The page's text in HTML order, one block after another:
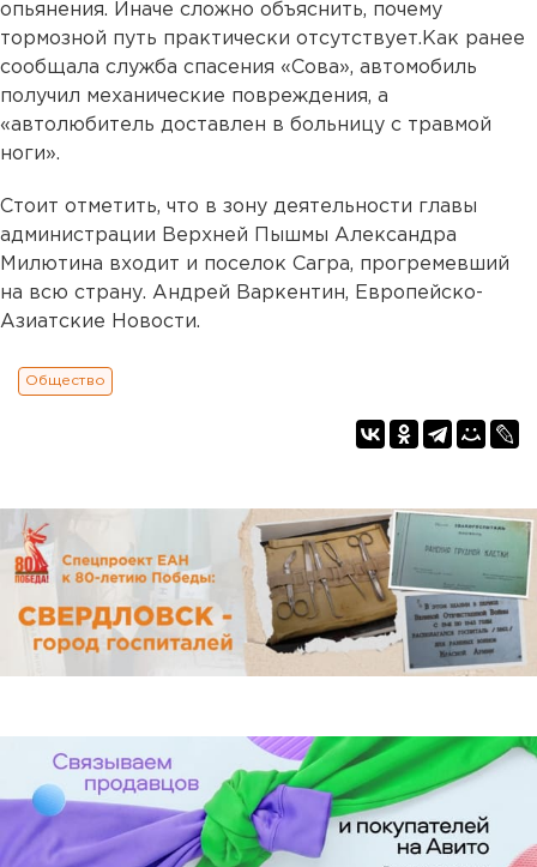
опьянения. Иначе сложно объяснить, почему
тормозной путь практически отсутствует.Как ранее
сообщала служба спасения «Сова», автомобиль
получил механические повреждения, а
«автолюбитель доставлен в больницу с травмой
ноги».
Стоит отметить, что в зону деятельности главы
администрации Верхней Пышмы Александра
Милютина входит и поселок Сагра, прогремевший
на всю страну. Андрей Варкентин, Европейско-
Азиатские Новости.
Общество